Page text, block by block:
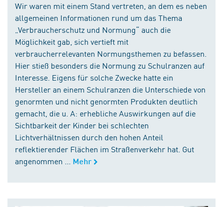
Wir waren mit einem Stand vertreten, an dem es neben
allgemeinen Informationen rund um das Thema
„Verbraucherschutz und Normung“ auch die
Möglichkeit gab, sich vertieft mit
verbraucherrelevanten Normungsthemen zu befassen.
Hier stieß besonders die Normung zu Schulranzen auf
Interesse. Eigens für solche Zwecke hatte ein
Hersteller an einem Schulranzen die Unterschiede von
genormten und nicht genormten Produkten deutlich
gemacht, die u. A: erhebliche Auswirkungen auf die
Sichtbarkeit der Kinder bei schlechten
Lichtverhältnissen durch den hohen Anteil
reflektierender Flächen im Straßenverkehr hat. Gut
angenommen ...
Mehr